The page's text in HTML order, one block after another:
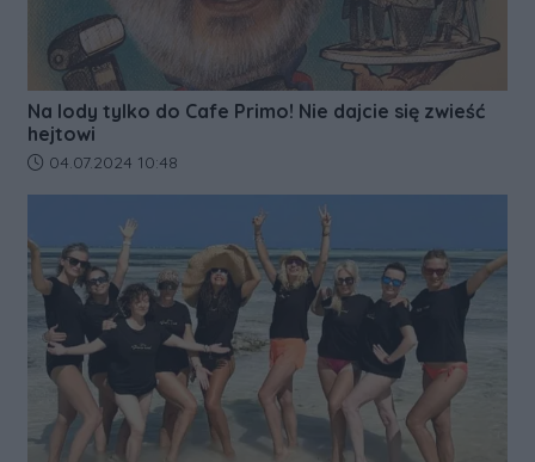
Na lody tylko do Cafe Primo! Nie dajcie się zwieść
hejtowi
Data dodania artykułu:
04.07.2024 10:48